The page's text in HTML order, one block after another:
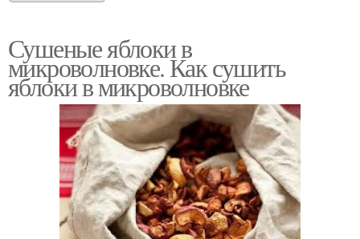
Сушеные яблоки в
микроволновке. Как сушить
яблоки в микроволновке